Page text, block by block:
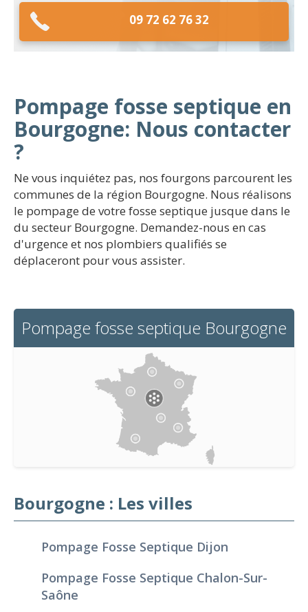
09 72 62 76 32
Pompage fosse septique en
Bourgogne: Nous contacter
?
Ne vous inquiétez pas, nos fourgons parcourent les
communes de la région Bourgogne. Nous réalisons
le pompage de votre fosse septique jusque dans le
du secteur Bourgogne. Demandez-nous en cas
d'urgence et nos plombiers qualifiés se
déplaceront pour vous assister.
Pompage fosse septique Bourgogne
Bourgogne : Les villes
Pompage Fosse Septique Dijon
Pompage Fosse Septique Chalon-Sur-
Saône